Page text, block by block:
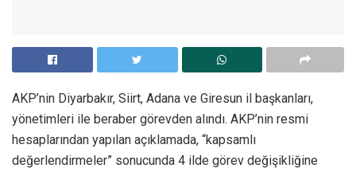
AKP’nin Diyarbakır, Siirt, Adana ve Giresun il başkanları,
yönetimleri ile beraber görevden alındı. AKP’nin resmi
hesaplarından yapılan açıklamada, “kapsamlı
değerlendirmeler” sonucunda 4 ilde görev değişikliğine